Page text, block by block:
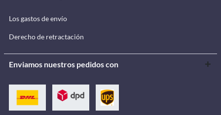
Los gastos de envío
Derecho de retractación
Enviamos nuestros pedidos con